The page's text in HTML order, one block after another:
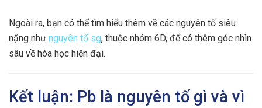
Ngoài ra, bạn có thể tìm hiểu thêm về các nguyên tố siêu
nặng như nguyên tố sg, thuộc nhóm 6D, để có thêm góc nhìn
sâu về hóa học hiện đại.
Kết luận: Pb là nguyên tố gì và vì